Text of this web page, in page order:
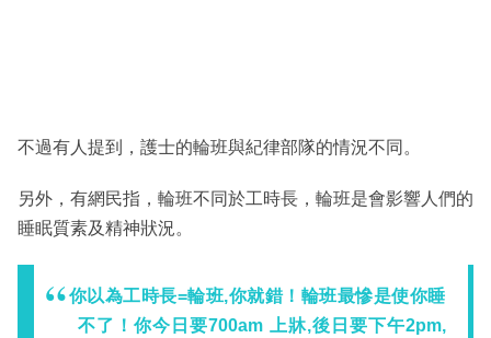
不過有人提到，護士的輪班與紀律部隊的情況不同。
另外，有網民指，輪班不同於工時長，輪班是會影響人們的
睡眠質素及精神狀況。
你以為工時長=輪班,你就錯！輪班最慘是使你睡
不了！你今日要700am 上牀,後日要下午2pm,